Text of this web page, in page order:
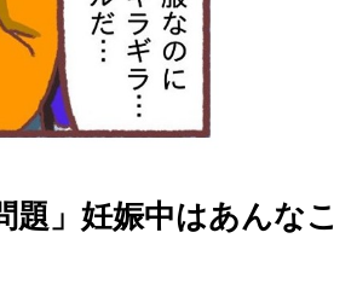
」妊娠中はあんなこ